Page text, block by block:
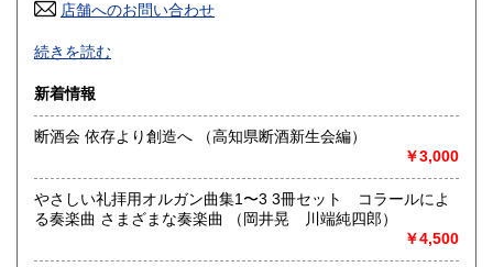
高知県 185円
佐賀県
熊本県 185円 大分県 185円
185円
沖縄県 185円
店舗へのお問い合わせ
ごはんの炊き方から人生の危機まで。
出版年を問わず、社会や自分について考える友となる本、生
沿線名：小田急線/京王井の頭線
最寄駅：下北沢駅 南口徒歩3分 「北沢タウンホール」正面
営業時間：正午から午後8時
定休日：月曜日
続きを読む
新着情報
断酒会 依存より創造へ （高知県断酒新生会編）
￥3,000
やさしい礼拝用オルガン曲集1〜3 3冊セット コラールによ
る奏楽曲 さまざまな奏楽曲 （岡井晃 川端純四郎）
￥4,500